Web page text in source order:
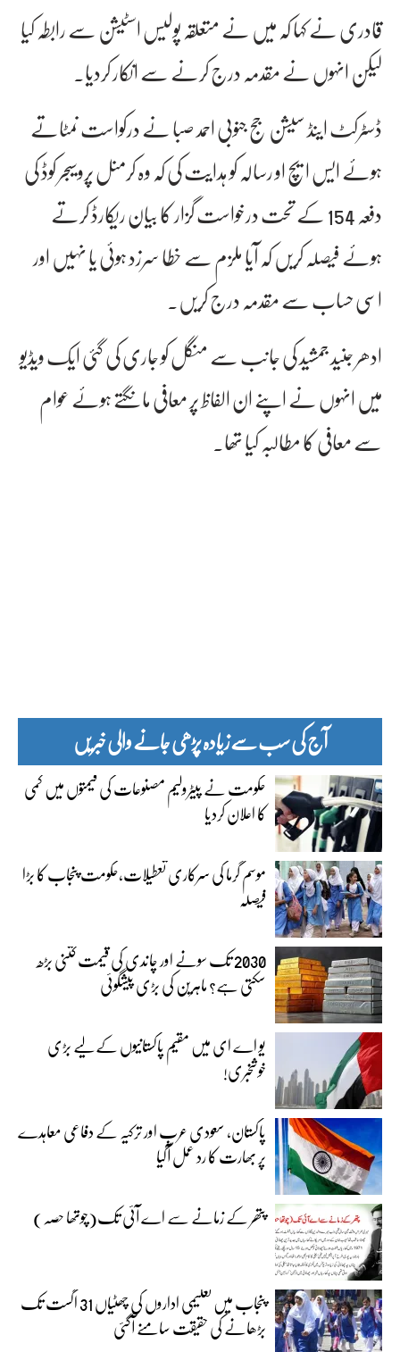
قادری نے کہا کہ میں نے متعلقہ پولیس اسٹیشن سے رابطہ کیا
لیکن انہوں نے مقدمہ درج کرنے سے انکار کردیا۔
ڈسٹرکٹ اینڈ سیشن جج جنوبی احمد صبا نے درکواست نمٹاتے
ہوئے ایس ایچ او رسالہ کو ہدایت کی کہ وہ کرمنل پروسیجر کوڈ کی
دفعہ 154 کے تحت درخواست گزار کا بیان ریکارڈ کرتے
ہوئے فیصلہ کریں کہ آیا ملزم سے خطا سرزد ہوئی یا نہیں اور
اسی حساب سے مقدمہ درج کریں۔
ادھر جنید جمشید کی جانب سے منگل کو جاری کی گئی ایک ویڈیو
میں انہوں نے اپنے ان الفاظ پر معافی مانگتے ہوئے عوام
سے معافی کا مطالبہ کیا تھا۔
آج کی سب سے زیادہ پڑھی جانے والی خبریں
حکومت نے پیٹرولیم مصنوعات کی قیمتوں میں کمی
کا اعلان کردیا
موسم گرما کی سرکاری تعطیلات،حکومت پنجاب کا بڑا
فیصلہ
2030 تک سونے اور چاندی کی قیمت کتنی بڑھ
سکتی ہے؟ ماہرین کی بڑی پیشگوئی
یو اے ای میں مقیم پاکستانیوں کے لیے بڑی
خوشخبری!
پاکستان، سعودی عرب اور ترکیہ کے دفاعی معاہدے
پر بھارت کا رد عمل آگیا
پتھر کے زمانے سے اے آئی تک(چوتھا حصہ)
پنجاب میں تعلیمی اداروں کی چھٹیاں 31 اگست تک
بڑھانے کی حقیقت سامنے آگئی